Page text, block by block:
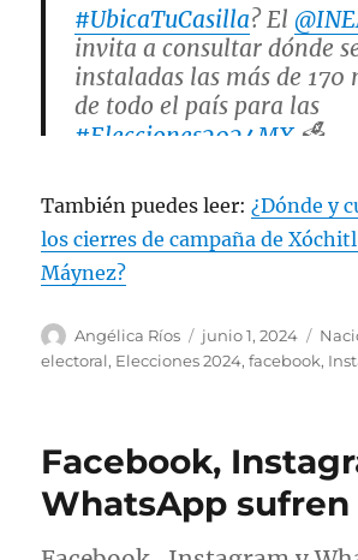
#UbicaTuCasilla? El
invita a consultar dónde
instaladas las más de 170
de todo el país para las
#Elecciones2024MX🗳️
pic.twitter.com/
— @INEMexico
2024
También puedes leer:¿Dónde y
los cierres de campaña de
Máynez?
A
u
Angélica Ríos
P
u
c
d
junio 1, 2024
C
a
o
r
í
electoral, Elecciones 2024,facebook,
Facebook,
WhatsApp sufren